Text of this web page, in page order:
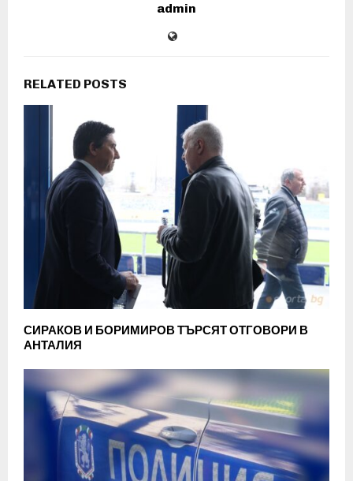
admin
RELATED POSTS
СИРАКОВ И БОРИМИРОВ ТЪРСЯТ ОТГОВОРИ В
АНТАЛИЯ